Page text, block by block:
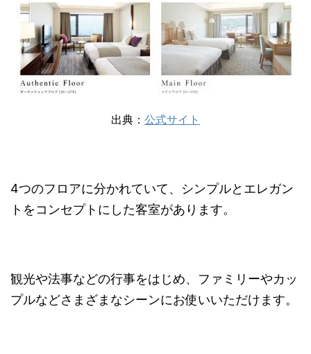
出典： 公式サイト
4つのフロアに分かれていて、シンプルとエレガン
トをコンセプトにした客室があります。
観光や法事などの行事をはじめ、ファミリーやカッ
プルなどさまざまなシーンにお使いいただけます。